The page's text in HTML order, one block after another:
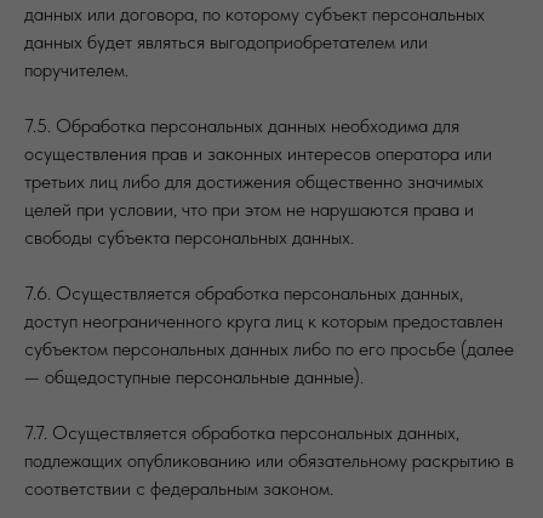
данных или договора, по которому субъект персональных
данных будет являться выгодоприобретателем или
поручителем.
7.5. Обработка персональных данных необходима для
осуществления прав и законных интересов оператора или
третьих лиц либо для достижения общественно значимых
целей при условии, что при этом не нарушаются права и
свободы субъекта персональных данных.
7.6. Осуществляется обработка персональных данных,
доступ неограниченного круга лиц к которым предоставлен
субъектом персональных данных либо по его просьбе (далее
— общедоступные персональные данные).
7.7. Осуществляется обработка персональных данных,
подлежащих опубликованию или обязательному раскрытию в
соответствии с федеральным законом.